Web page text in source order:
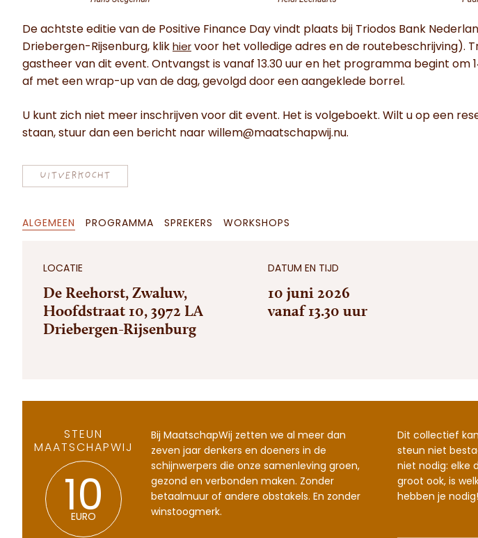
De achtste editie van de Positive Finance Day vindt plaats bij Triodos Bank
Driebergen-Rijsenburg, klik hier voor het volledige adres en de routebeschrijving).
gastheer van dit event. Ontvangst is vanaf 13.30 uur en het programma begint om
af met een wrap-up van de dag, gevolgd door een aangeklede borrel.
U kunt zich niet meer inschrijven voor dit event. Het is volgeboekt. Wilt u op een
staan, stuur dan een bericht naar willem@maatschapwij.nu.
UITVERKOCHT
ALGEMEEN PROGRAMMA SPREKERS WORKSHOPS
LOCATIE
De Reehorst, Zwaluw,
Hoofdstraat 10, 3972 LA
Driebergen-Rijsenburg
DATUM EN TIJD
10 juni 2026
vanaf 13.30 uur
STEUN
MAATSCHAPWIJ
10
EURO
Bij MaatschapWij zetten we al meer dan
zeven jaar denkers en doeners in de
schijnwerpers die onze samenleving groen,
gezond en verbonden maken. Zonder
betaalmuur of andere obstakels. En zonder
winstoogmerk.
Dit collectief
steun niet
niet nodig: elke
groot ook, is
hebben je nodig!